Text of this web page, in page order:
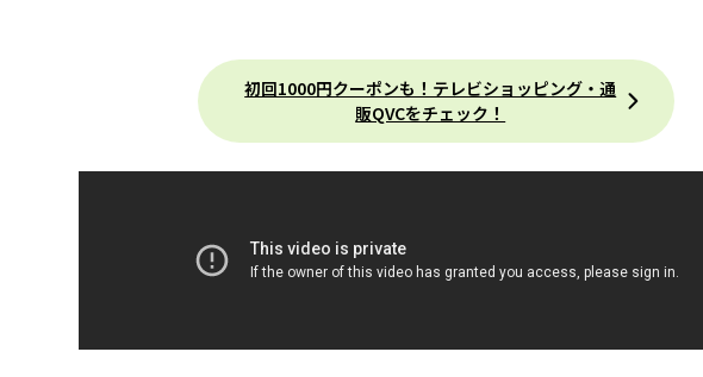
初回1000円クーポンも！テレビショッピング・通
販QVCをチェック！